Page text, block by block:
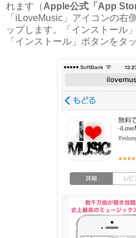
れます（Apple公式「App
「iLoveMusic」アイコンの右
ップします。「インストール
「インストール」ボタンをタ